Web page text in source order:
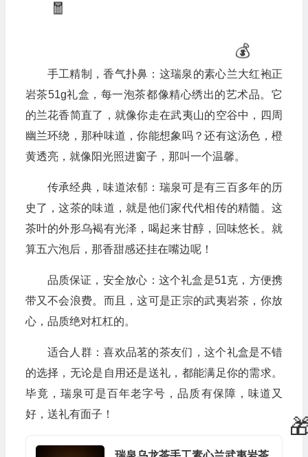
手工精制，香气扑鼻：这瑞泉的素心兰大红袍正
岩茶51g礼盒，每一泡茶都像精心绣出的艺术品。它
的兰花香简直了，就像你走在武夷山的空谷中，四周
幽兰环绕，那种味道，你能想象吗？还有这汤色，橙
黄透亮，就像阳光照进窗子，那叫一个温馨。
传承经典，味道浓郁：瑞泉可是有三百多年的历
史了，这茶的味道，就是他们家代代相传的精髓。这
茶叶的外形乌褐有光泽，喝起来甘醇，回味悠长。就
算五六泡后，那香甜感还挂在嘴边呢！
品质保证，安全放心：这个礼盒是51克，方便携
带又不会浪费。而且，这可是正宗的武夷岩茶，你放
心，品质绝对杠杠的。
适合人群：喜欢品茗的茶友们，这个礼盒是不错
的选择，无论是自用还是送礼，都能满足你的需求。
毕竟，瑞泉可是百年老字号，品质有保障，味道又
好，送礼有面子！
💰